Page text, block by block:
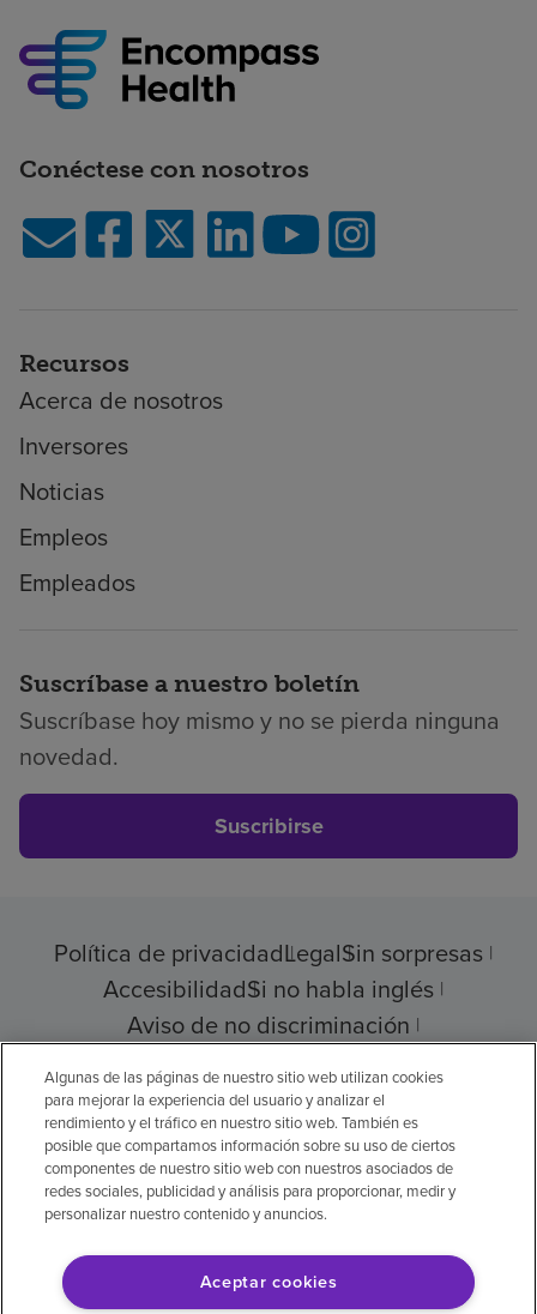
Conéctese con nosotros
Recursos
Acerca de nosotros
Inversores
Noticias
Empleos
Empleados
Suscríbase a nuestro boletín
Suscríbase hoy mismo y no se pierda ninguna
novedad.
Suscribirse
Política de privacidadLegalSin sorpresas
AccesibilidadSi no habla inglés
Aviso de no discriminación
Cumplimiento de los proveedores
© 2026 Encompass Health Corporation
Preferencias de cookies
Aviso legal: Se tradujo con la ayuda de
Algunas de las páginas de nuestro sitio web utilizan cookies
para mejorar la experiencia del usuario y analizar el
rendimiento y el tráfico en nuestro sitio web. También es
posible que compartamos información sobre su uso de ciertos
componentes de nuestro sitio web con nuestros asociados de
redes sociales, publicidad y análisis para proporcionar, medir y
personalizar nuestro contenido y anuncios.
Aceptar cookies